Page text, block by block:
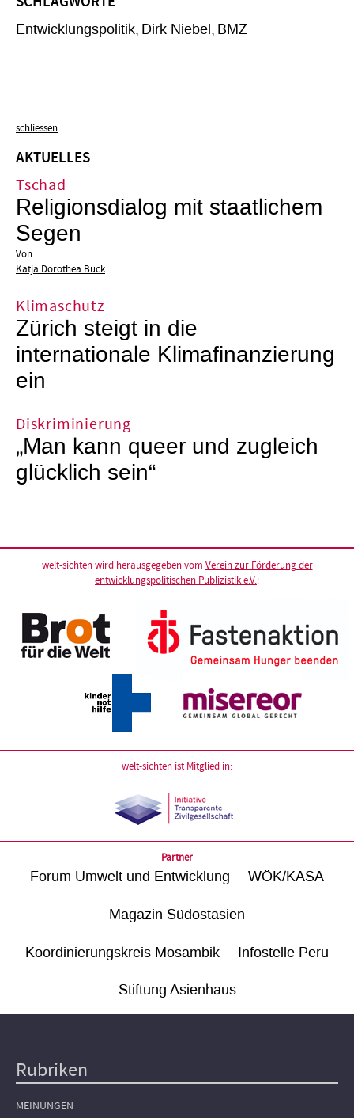
Entwicklungspolitik Dirk Niebel BMZ
schliessen
AKTUELLES
Tschad
Religionsdialog mit staatlichem
Segen
Von:
Katja Dorothea Buck
Klimaschutz
Zürich steigt in die
internationale Klimafinanzierung
ein
Diskriminierung
„Man kann queer und zugleich
glücklich sein“
welt-sichten wird herausgegeben vom Verein zur Förderung der
entwicklungspolitischen Publizistik e.V.:
welt-sichten ist Mitglied in:
Partner
Forum Umwelt und Entwicklung WÖK/KASA
Magazin Südostasien
Koordinierungskreis Mosambik Infostelle Peru
Stiftung Asienhaus
Hauptnavigation
Rubriken
MEINUNGEN